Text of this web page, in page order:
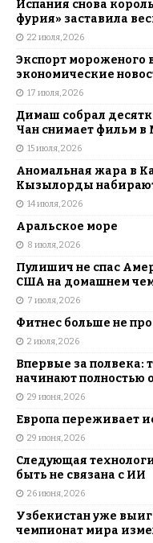
Испания снова
фурия» заставила
22 июля, 2026
Экспорт мороженого
экономические
17 июля, 2026
Димаш собрал
Чан снимает фильм в
15 июля, 2026
Аномальная жара в
Кызылорды
14 июля, 2026
Аральское море
8 июля, 2026
Пулишич не спас
США на домашнем
7 июля, 2026
Фитнес больше не
2 июля, 2026
Впервые за полвека:
начинают полностью
29 июня, 2026
Европа переживает
29 июня, 2026
Следующая
быть не связана с ИИ
26 июня, 2026
Узбекистан уже
чемпионат мира